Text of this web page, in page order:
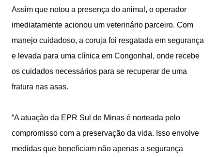
Assim que notou a presença do animal, o operador
imediatamente acionou um veterinário parceiro. Com
manejo cuidadoso, a coruja foi resgatada em segurança
e levada para uma clínica em Congonhal, onde recebe
os cuidados necessários para se recuperar de uma
fratura nas asas.
“A atuação da EPR Sul de Minas é norteada pelo
compromisso com a preservação da vida. Isso envolve
medidas que beneficiam não apenas a segurança